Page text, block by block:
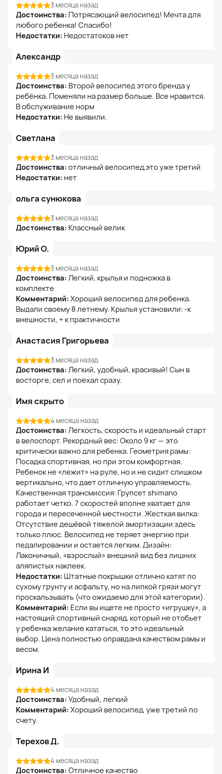
3 месяца назад
Достоинства: Потрясающий велосипед! Мечта для
любого ребенка! Спасибо!
Недостатки: Недостатоков нет
Александр
3 месяца назад
Достоинства: Второй велосипед этого бренда у
ребёнка. Поменяли на размер больше. Все нравится.
В обслуживание норм
Недостатки: Не выявили.
Светлана
3 месяца назад
Достоинства: отличный велосипед,это уже третий
Недостатки: нет
ольга сунюкова
3 месяца назад
Достоинства: Классный велик
Юрий О.
3 месяца назад
Достоинства: Легкий, крылья и подножка в
комплекте
Комментарий: Хороший велосипед для ребенка.
Выдали своему 8 летнему. Крылья установили: -к
внешности, + к практичности
Анастасия Григорьева
3 месяца назад
Достоинства: Легкий, удобный, красивый! Сын в
восторге, сел и поехал сразу.
Имя скрыто
4 месяца назад
Достоинства: Легкость, скорость и идеальный старт
в велоспорт. Рекордный вес: Около 9 кг — это
критически важно для ребенка. Геометрия рамы:
Посадка спортивная, но при этом комфортная.
Ребенок не «лежит» на руле, но и не сидит слишком
вертикально, что дает отличную управляемость.
Качественная трансмиссия: Групсет shimano
работает четко. 7 скоростей вполне хватает для
города и пересеченной местности. Жесткая вилка:
Отсутствие дешёвой тяжелой амортизации здесь
только плюс. Велосипед не теряет энергию при
педалировании и остается легким. Дизайн:
Лаконичный, «взрослый» внешний вид без лишних
аляпистых наклеек.
Недостатки: Штатные покрышки отлично катят по
сухому грунту и асфальту, но на липкой грязи могут
проскальзывать (что ожидаемо для этой категории).
Комментарий: Если вы ищете не просто «игрушку», а
настоящий спортивный снаряд, который не отобьет
у ребенка желание кататься, то это идеальный
выбор. Цена полностью оправдана качеством рамы и
весом.
Ирина И
4 месяца назад
Достоинства: Удобный, легкий
Комментарий: Хороший велосипед, уже третий по
счету.
Терехов Д.
4 месяца назад
Достоинства: Отличное качество